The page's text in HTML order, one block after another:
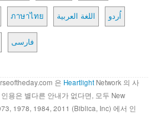
ภาษาไทย اللغة العربية اُردو
فارسی
은 Heartlight Network 의 사
용은 별다른 안내가 없다면, 모두 New
1978, 1984, 2011 (Biblica, Inc) 에서 인